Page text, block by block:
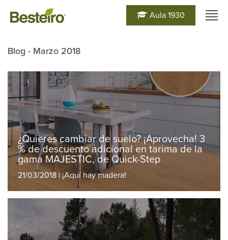
Aula 1930
Blog - Marzo 2018
¿Quieres cambiar de suelo? ¡Aprovecha! 3
% de descuento adicional en tarima de la
gama MAJESTIC, de Quick-Step
21/03/2018 | ¡Aquí hay madera!